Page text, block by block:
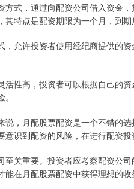
方式，通过向配资公司借入资金
特点是配资期限为一个月，到期
，允许投资者使用经纪商提供的
活性高，投资者可以根据自己的
说，月配股票配资是一个不错的
识到配资的风险，在进行配资
至关重要。投资者应考察配资公
在月配股票配资中获得理想的收